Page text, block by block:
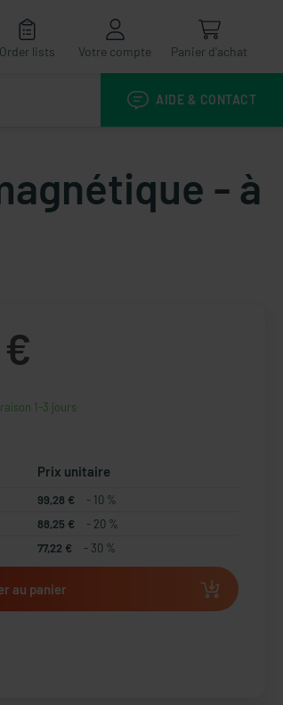
Order lists Votre compte Panier d'achat
AIDE & CONTACT
- à
€
1-3 jours
Prix unitaire
99,28 €
- 10 %
88,25 €
- 20 %
77,22 € - 30 %
au panier